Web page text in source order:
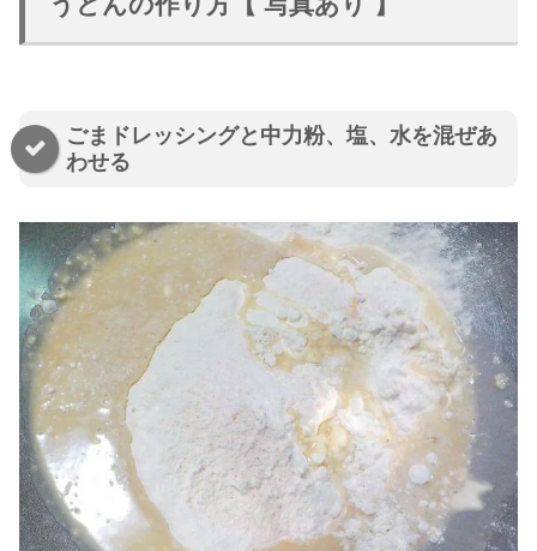
ごまドレッシングと中力粉、塩、水を混ぜあ
わせる